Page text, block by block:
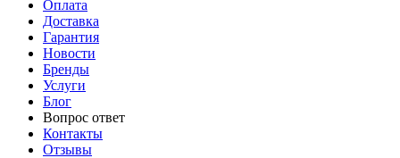
Оплата
Доставка
Гарантия
Новости
Бренды
Услуги
Блог
Вопрос ответ
Контакты
Отзывы